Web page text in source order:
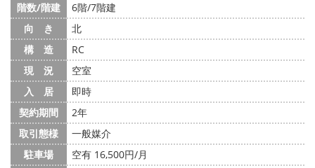
階数/階建
6階/7階建
向 き
北
構 造
RC
現 況
空室
入 居
即時
契約期間
2年
取引態様
一般媒介
駐車場
空有 16,500円/月